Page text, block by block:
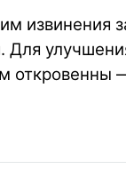
извинения
Для